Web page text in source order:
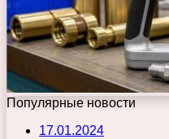
Популярные новости
17.01.2024